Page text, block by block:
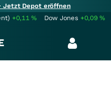
Jetzt Depot eröffnen
+0,11% Dow Jones +0,09%